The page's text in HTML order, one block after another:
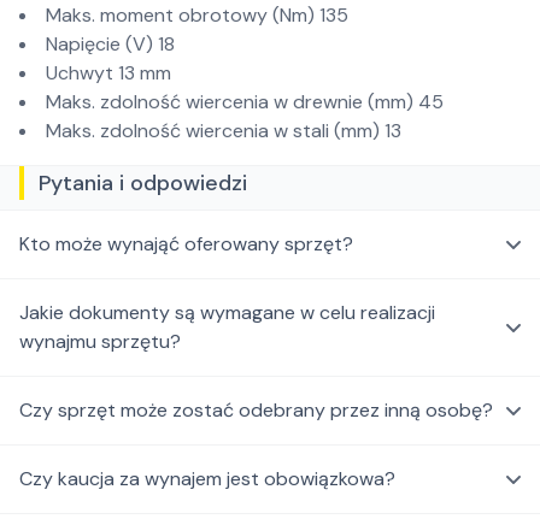
Maks. moment obrotowy (Nm) 135
Napięcie (V) 18
Uchwyt 13 mm
Maks. zdolność wiercenia w drewnie (mm) 45
Maks. zdolność wiercenia w stali (mm) 13
Pytania i odpowiedzi
Kto może wynająć oferowany sprzęt?
Jakie dokumenty są wymagane w celu realizacji
wynajmu sprzętu?
Czy sprzęt może zostać odebrany przez inną osobę?
Czy kaucja za wynajem jest obowiązkowa?